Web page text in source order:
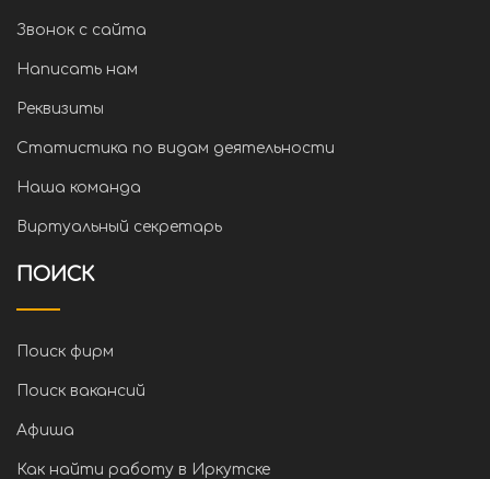
Звонок с сайта
Написать нам
Реквизиты
Статистика по видам деятельности
Наша команда
Виртуальный секретарь
ПОИСК
Поиск фирм
Поиск вакансий
Афиша
Как найти работу в Иркутске